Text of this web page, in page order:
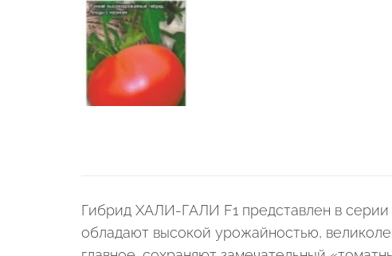
Гибрид ХАЛИ-ГАЛИ F1 представлен в
обладают высокой урожайностью,